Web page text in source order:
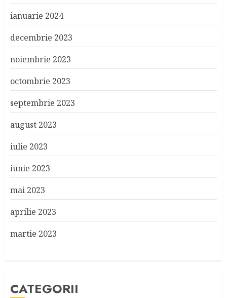
ianuarie 2024
decembrie 2023
noiembrie 2023
octombrie 2023
septembrie 2023
august 2023
iulie 2023
iunie 2023
mai 2023
aprilie 2023
martie 2023
CATEGORII